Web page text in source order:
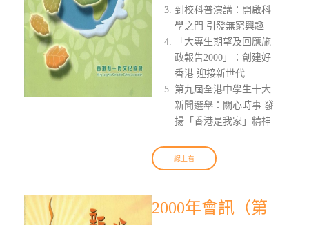
到校科普演講：開啟科
學之門 引發無窮興趣
「大專生期望及回應施
政報告2000」：創建好
香港 迎接新世代
第九屆全港中學生十大
新聞選舉：關心時事 發
揚「香港是我家」精神
線上看
2000年會訊（第